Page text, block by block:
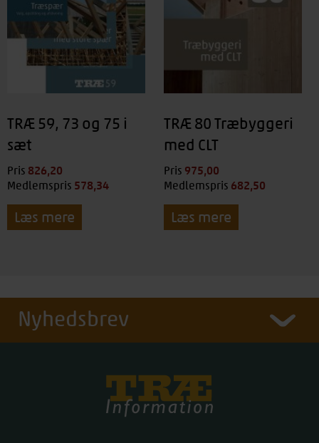
TRÆ 59, 73 og 75 i
sæt
Pris 826,20
Medlemspris 578,34
Læs mere
TRÆ 80 Træbyggeri
med CLT
Pris 975,00
Medlemspris 682,50
Læs mere
Nyhedsbrev